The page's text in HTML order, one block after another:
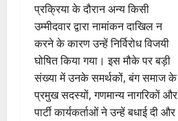
प्रक्रिया के दौरान अन्य किसी
उम्मीदवार द्वारा नामांकन दाखिल न
करने के कारण उन्हें निर्विरोध विजयी
घोषित किया गया। इस मौके पर बड़ी
संख्या में उनके समर्थकों, बंग समाज के
प्रमुख सदस्यों, गणमान्य नागरिकों और
पार्टी कार्यकर्ताओं ने उन्हें बधाई दी और